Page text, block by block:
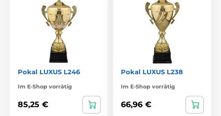
Pokal LUXUS L246
Im E-Shop vorrätig
85,25 €
Pokal LUXUS L238
Im E-Shop vorrätig
66,96 €